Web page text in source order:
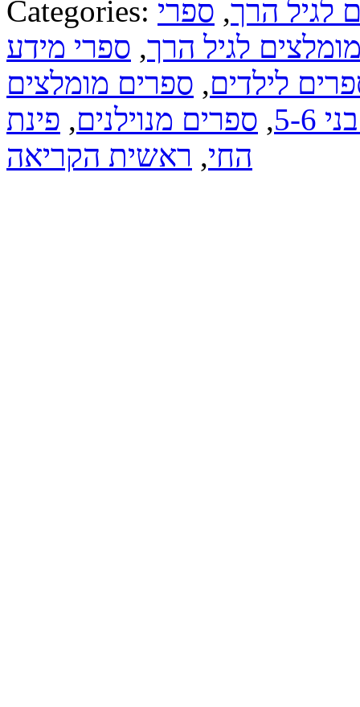
Categories: לגיל הרך, ספרי
לגיל הרך, ספרי מידע
לילדים, ספרים מומלצים
6
, ספרים מנוילנים, פינת
החי, ראשית הקריאה